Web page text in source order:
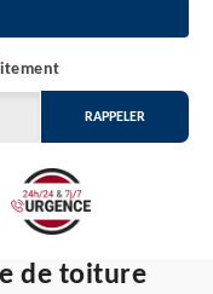
de toiture